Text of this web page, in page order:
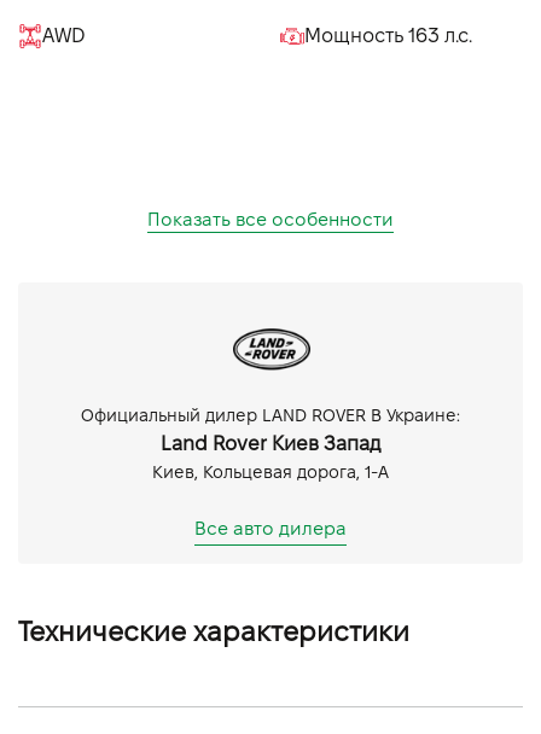
AWD Мощность 163 л.с.
Показать все особенности
Официальный дилер LAND ROVER В Украине:
Land Rover Киев Запад
Киев, Кольцевая дорога, 1-А
Все авто дилера
Технические характеристики